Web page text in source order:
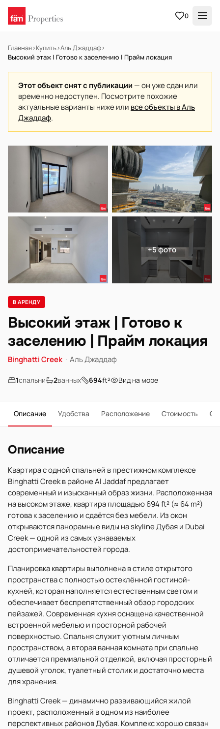
0
Главная›Купить›Аль Джаддаф›
Высокий этаж | Готово к заселению | Прайм локация
Этот объект снят с публикации — он уже сдан или
временно недоступен. Посмотрите похожие
актуальные варианты ниже или все объекты в Аль
Джаддаф.
В АРЕНДУ Готов к заселению
+5 фото
В АРЕНДУ
Высокий этаж | Готово к
заселению | Прайм локация
Binghatti Creek · Аль Джаддаф
1спальни 2ванных 694ft² Вид на море
Описание Удобства Расположение Стоимость О
Описание
Квартира с одной спальней в престижном комплексе
Binghatti Creek в районе Al Jaddaf предлагает
современный и изысканный образ жизни. Расположенная
на высоком этаже, квартира площадью 694 ft² (≈ 64 m²)
готова к заселению и сдаётся без мебели. Из окон
открываются панорамные виды на skyline Дубая и Dubai
Creek — одной из самых узнаваемых
достопримечательностей города.
Планировка квартиры выполнена в стиле открытого
пространства с полностью остеклённой гостиной-
кухней, которая наполняется естественным светом и
обеспечивает беспрепятственный обзор городских
пейзажей. Современная кухня оснащена качественной
встроенной мебелью и просторной рабочей
поверхностью. Спальня служит уютным личным
пространством, а вторая ванная комната при спальне
отличается премиальной отделкой, включая просторный
душевой уголок, туалетный столик и достаточно места
для хранения.
Binghatti Creek — динамично развивающийся жилой
проект, расположенный в одном из наиболее
перспективных районов Дубая. Комплекс хорошо связан